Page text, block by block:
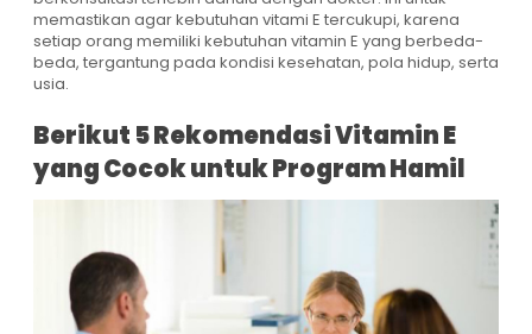
memastikan agar kebutuhan vitami E tercukupi, karena
setiap orang memiliki kebutuhan vitamin E yang berbeda-
beda, tergantung pada kondisi kesehatan, pola hidup, serta
usia.
Berikut 5 Rekomendasi Vitamin E
yang Cocok untuk Program Hamil